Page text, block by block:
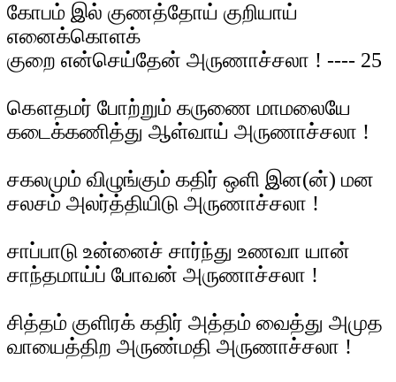
கோபம் இல் குணத்தோய் குறியாய்
எனைக்கொளக்
குறை என்செய்தேன் அருணாச்சலா ! ---- 25
கௌதமர் போற்றும் கருணை மாமலையே
கடைக்கணித்து ஆள்வாய் அருணாச்சலா !
சகலமும் விழுங்கும் கதிர் ஒளி இன(ன்) மன
சலசம் அலர்த்தியிடு அருணாச்சலா !
சாப்பாடு உன்னைச் சார்ந்து உணவா யான்
சாந்தமாய்ப் போவன் அருணாச்சலா !
சித்தம் குளிரக் கதிர் அத்தம் வைத்து அமுத
வாயைத்திற அருண்மதி அருணாச்சலா !